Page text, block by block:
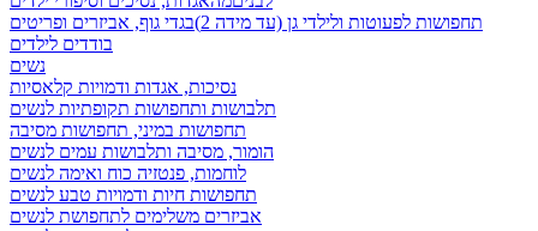
תחפושות לפעוטות ולילדי גן (עד מידה 2)
בגדי גוף, אביזרים ופריטים
בודדים לילדים
נשים
נסיכות, אגדות ודמויות קלאסיות
תלבושות ותחפושות תקופתיות לנשים
תחפושות במיני, תחפושות מסיבה
הומור, מסיבה ותלבושות עמים לנשים
לוחמות, פנטזיה כוח ואימה לנשים
תחפושות חיות ודמויות טבע לנשים
אביזרים משלימים לתחפושת לנשים